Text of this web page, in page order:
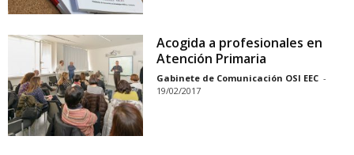
Acogida a profesionales en
Atención Primaria
Gabinete de Comunicación OSI EEC -
19/02/2017